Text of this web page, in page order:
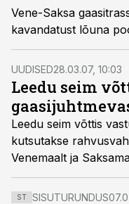
Vene-Saksa
UUDISED28.03.07, 10:03
Leedu seim
Leedu seim võttis vastu
kutsutakse
Venemaalt ja Saksamaalt
gaasijuhtme rajamise
mõju keskkonnale.
ST SISUTURUNDUS